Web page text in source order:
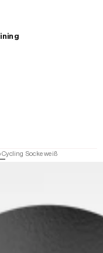
Cycling Socke weiß